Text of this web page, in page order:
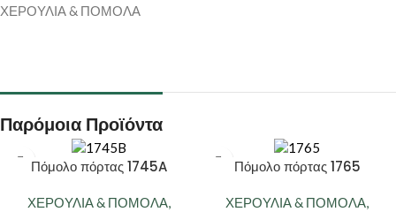
ΧΕΡΟΥΛΙΑ & ΠΟΜΟΛΑ
Παρόμοια Προϊόντα
Πόμολο πόρτας 1745A
ΧΕΡΟΥΛΙΑ & ΠΟΜΟΛΑ,
Πόμολο πόρτας 1765
ΧΕΡΟΥΛΙΑ & ΠΟΜΟΛΑ,